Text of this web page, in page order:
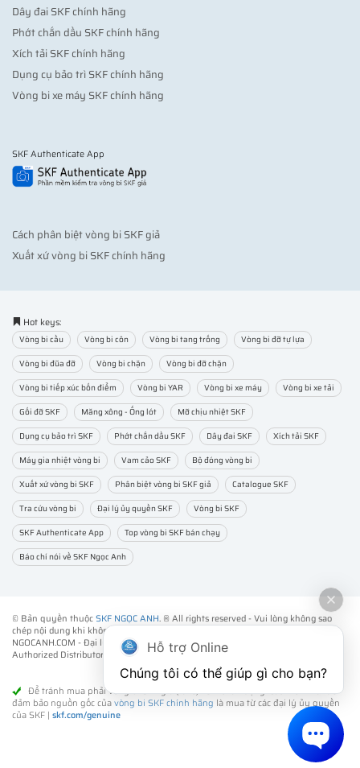
Dây đai SKF chính hãng
Phớt chắn dầu SKF chính hãng
Xích tải SKF chính hãng
Dụng cụ bảo trì SKF chính hãng
Vòng bi xe máy SKF chính hãng
SKF Authenticate App
Cách phân biệt vòng bi SKF giả
Xuất xứ vòng bi SKF chính hãng
Hot keys:
Vòng bi cầu Vòng bi côn Vòng bi tang trống
Vòng bi đỡ tự lựa
Vòng bi đũa đỡ
Vòng bi chặn
Vòng bi đỡ chặn
Vòng bi tiếp xúc bốn điểm
Vòng bi YAR Vòng bi xe máy
Vòng bi xe tải
Gối đỡ SKF
Măng xông - Ống lót
Mỡ chịu nhiệt SKF
Dụng cụ bảo trì SKF
Phớt chắn dầu SKF Dây đai SKF
Xích tải SKF
Máy gia nhiệt vòng bi
Vam cảo SKF
Bộ đóng vòng bi
Xuất xứ vòng bi SKF
Phân biệt vòng bi SKF giả
Catalogue SKF
Tra cứu vòng bi
Đại lý ủy quyền SKF
Vòng bi SKF
SKF Authenticate App
Top vòng bi SKF bán chạy
Báo chí nói về SKF Ngọc Anh
© Bản quyền thuộcSKF NGỌC ANH. ® All rights reserved - Vui lòng không sao
chép nội dung khi không được sự đồng ý của chúng tôi.
NGOCANH.COM - Đại lý ủy quyền vòng bi bạc đạn SKF chính hãng -
Authorized Distributor - Phân phối các sản phẩm SKF chính hãng tại Việt Nam.
Để tránh mua phải vòng bi SKF giả (fake) kém chất lượng. Cách tốt nhất để
đảm bảo nguồn gốc củavòng bi SKF chính hãng là mua từ các đại lý ủy quyền
của SKF | skf.com/genuine
Hỗ trợ Online
Chúng tôi có thể giúp gì cho bạn?